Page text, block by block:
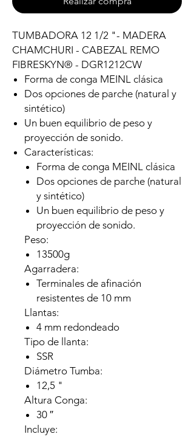
TUMBADORA 12 1/2 "- MADERA
CHAMCHURI - CABEZAL REMO
FIBRESKYN® - DGR1212CW
Forma de conga MEINL clásica
Dos opciones de parche (natural y
sintético)
Un buen equilibrio de peso y
proyección de sonido.
Características:
Forma de conga MEINL clásica
Dos opciones de parche (natural
y sintético)
Un buen equilibrio de peso y
proyección de sonido.
Peso:
13500g
Agarradera:
Terminales de afinación
resistentes de 10 mm
Llantas:
4 mm redondeado
Tipo de llanta:
SSR
Diámetro Tumba:
12,5 "
Altura Conga:
30 ″
Incluye: